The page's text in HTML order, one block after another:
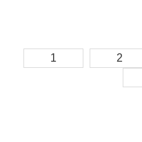
1 2